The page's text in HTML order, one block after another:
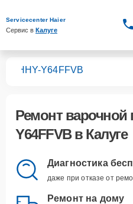
Servicecenter Haier
Сервис в Калуге
HHY-Y64FFVB
Ремонт варочной
Y64FFVBв Калуге
Диагностика
даже при отказе от
Ремонт на дому